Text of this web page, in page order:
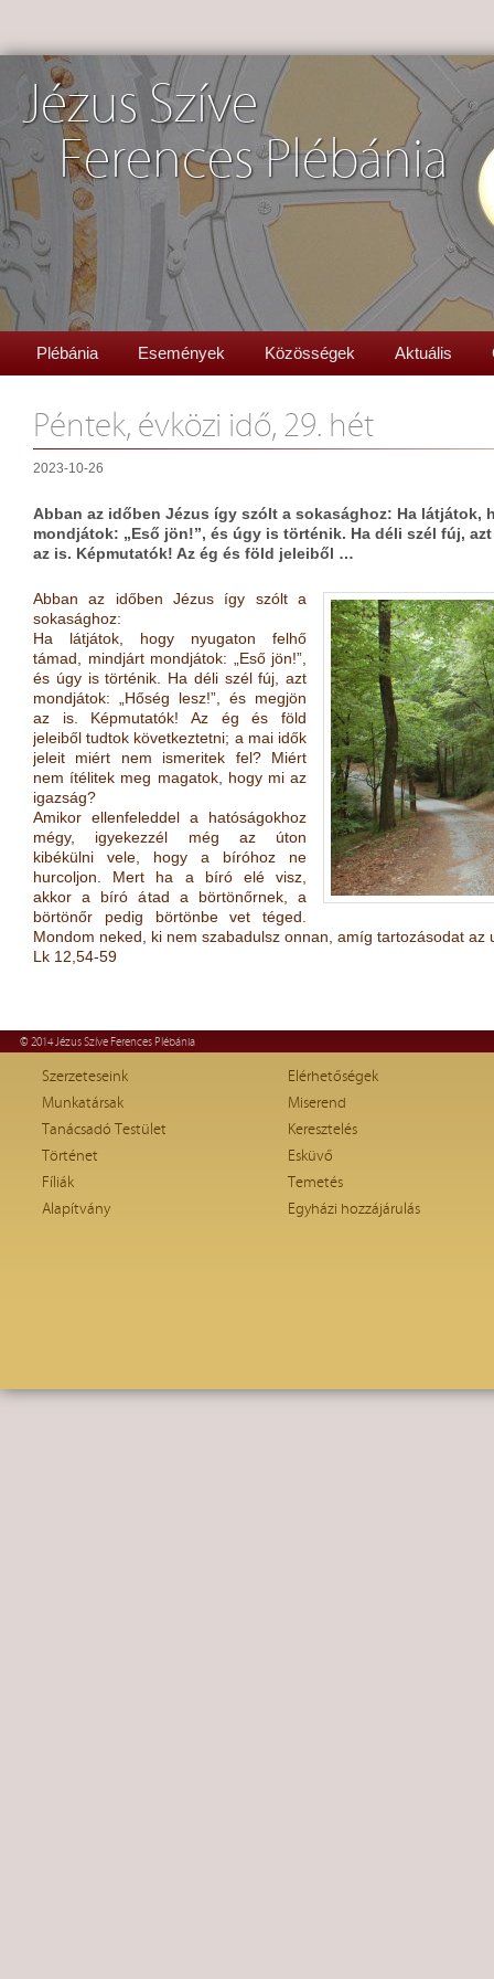
Jézus Szíve
Ferences Plébánia
Plébánia Események Közösségek Aktuális
Péntek, évközi idő, 29. hét
2023-10-26
Abban az időben Jézus így szólt a sokasághoz: Ha látjátok,
mondjátok: „Eső jön!”, és úgy is történik. Ha déli szél fúj,
az is. Képmutatók! Az ég és föld jeleiből …
Abban az időben Jézus így szólt a
sokasághoz:
Ha látjátok, hogy nyugaton felhő
támad, mindjárt mondjátok: „Eső jön!”,
és úgy is történik. Ha déli szél fúj, azt
mondjátok: „Hőség lesz!”, és megjön
az is. Képmutatók! Az ég és föld
jeleiből tudtok következtetni; a mai idők
jeleit miért nem ismeritek fel? Miért
nem ítélitek meg magatok, hogy mi az
igazság?
Amikor ellenfeleddel a hatóságokhoz
mégy, igyekezzél még az úton
kibékülni vele, hogy a bíróhoz ne
hurcoljon. Mert ha a bíró elé visz,
akkor a bíró átad a börtönőrnek, a
börtönőr pedig börtönbe vet téged.
Mondom neked, ki nem szabadulsz onnan, amíg tartozásodat az
Lk 12,54-59
© 2014 Jézus Szíve Ferences Plébánia
Szerzeteseink
Munkatársak
Tanácsadó Testület
Történet
Fíliák
Alapítvány
Elérhetőségek
Miserend
Keresztelés
Esküvő
Temetés
Egyházi hozzájárulás